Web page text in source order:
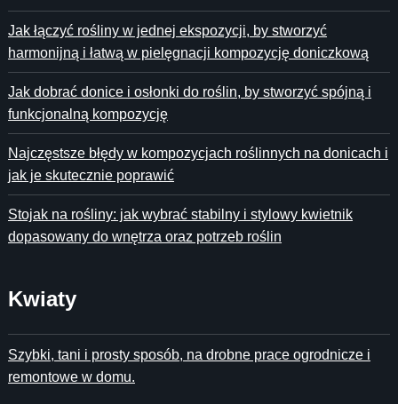
Jak łączyć rośliny w jednej ekspozycji, by stworzyć
harmonijną i łatwą w pielęgnacji kompozycję doniczkową
Jak dobrać donice i osłonki do roślin, by stworzyć spójną i
funkcjonalną kompozycję
Najczęstsze błędy w kompozycjach roślinnych na donicach i
jak je skutecznie poprawić
Stojak na rośliny: jak wybrać stabilny i stylowy kwietnik
dopasowany do wnętrza oraz potrzeb roślin
Kwiaty
Szybki, tani i prosty sposób, na drobne prace ogrodnicze i
remontowe w domu.